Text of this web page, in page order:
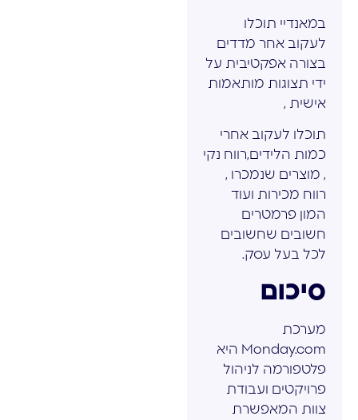
במאנדיי תוכלו
לעקוב אחר מדדים
בצורה אפקטיבית על
ידי תצוגות מותאמות
אישית ,
תוכלו לעקוב אחרי
כמות הלידים,רווח נקי
, מוצרים שנמכרו ,
רווח מכירות ועוד
המון פרמטרים
חשובים שחשובים
לכל בעל עסק.
סיכום
מערכת
Monday.com היא
פלטפורמה לניהול
פרויקטים ועבודת
צוות המאפשרת